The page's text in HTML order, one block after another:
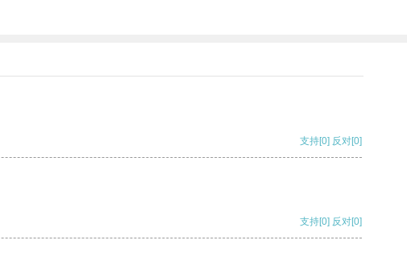
支持[0] 反对[0]
支持[0] 反对[0]